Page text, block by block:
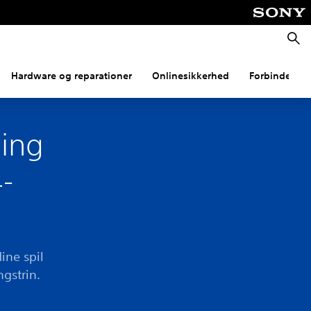
Søg
Hardware og reparationer Onlinesikkerhed Forbindelse
spil